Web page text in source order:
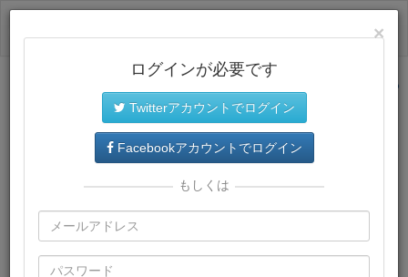
サイトトップに戻る
プレミアム会員では、教材がダウンロードでき、快適な動画
再生環境が提供されます。
×
ログインが必要です
Twitterアカウントでログイン
Facebookアカウントでログイン
もしくは